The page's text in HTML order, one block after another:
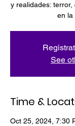
y realidades: terror,
en la
See
Time &
Oct 25, 2024, 7:30